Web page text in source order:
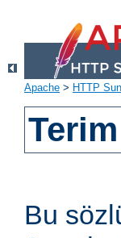
Apache > HTTP
Bu